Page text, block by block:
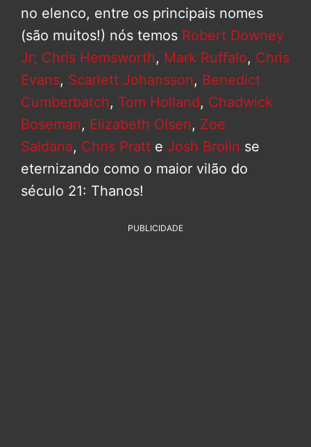
no elenco, entre os principais nomes
(são muitos!) nós temos Robert Downey
Jr; Chris Hemsworth, Mark Ruffalo, Chris
Evans, Scarlett Johansson, Benedict
Cumberbatch, Tom Holland, Chadwick
Boseman, Elizabeth Olsen, Zoe
Saldana, Chris Pratt e Josh Brolin se
eternizando como o maior vilão do
século 21: Thanos!
PUBLICIDADE